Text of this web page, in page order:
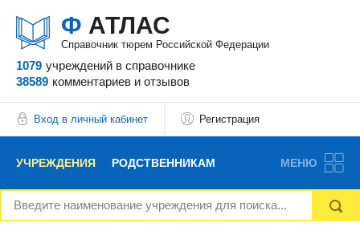
Ф АТЛАС
Справочник тюрем Российской Федерации
1079 учреждений в справочнике
38589 комментариев и отзывов
Вход в личный кабинет Регистрация
УЧРЕЖДЕНИЯ РОДСТВЕННИКАМ
НОВОСТИ БЛОГ АДВОКАТЫ
МЕНЮ